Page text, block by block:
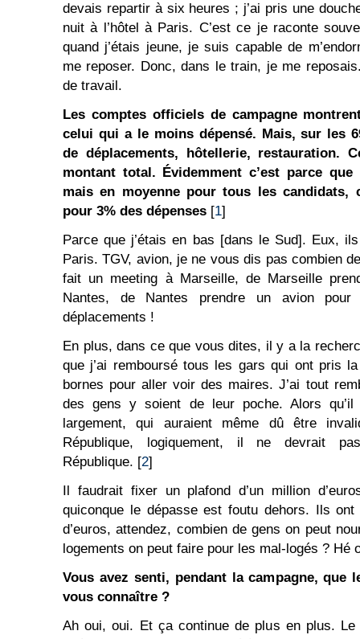
devais repartir à six heures ; j’ai pris une
nuit à l’hôtel à Paris. C’est ce je raconte
quand j’étais jeune, je suis capable de
me reposer. Donc, dans le train, je me
de travail.
Les comptes officiels de campagne
celui qui a le moins dépensé. Mais, sur les
de déplacements, hôtellerie, restauration.
montant total. Évidemment c’est parce
mais en moyenne pour tous les candidats,
pour 3% des dépenses [1]
Parce que j’étais en bas [dans le Sud]. Eux,
Paris. TGV, avion, je ne vous dis pas combien
fait un meeting à Marseille, de Marseille
Nantes, de Nantes prendre un avion
déplacements !
En plus, dans ce que vous dites, il y a la
que j’ai remboursé tous les gars qui ont pris
bornes pour aller voir des maires. J’ai tout
des gens y soient de leur poche. Alors
largement, qui auraient même dû être
République, logiquement, il ne devrait
République. [2]
Il faudrait fixer un plafond d’un million
quiconque le dépasse est foutu dehors. Ils
d’euros, attendez, combien de gens on peut
logements on peut faire pour les mal-logés ? Hé
Vous avez senti, pendant la campagne, que
vous connaître ?
Ah oui, oui. Et ça continue de plus en plus. Le